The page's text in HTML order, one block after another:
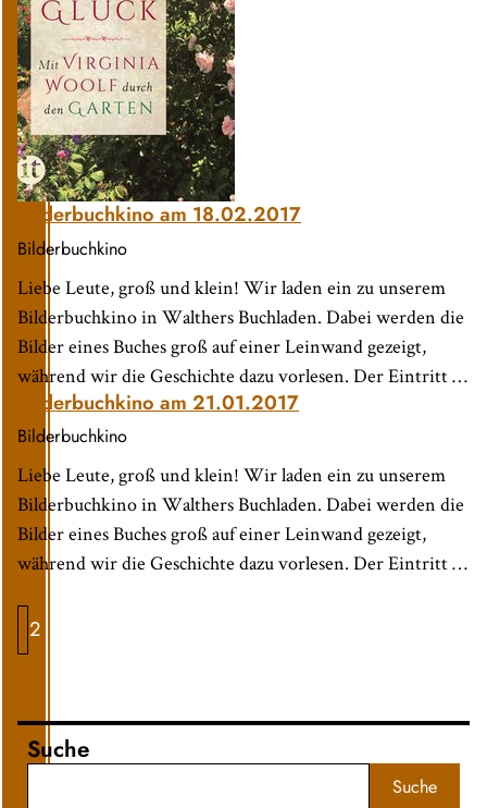
Bilderbuchkino am 18.02.2017
Bilderbuchkino
Liebe Leute, groß und klein! Wir laden ein zu unserem
Bilderbuchkino in Walthers Buchladen. Dabei werden die
Bilder eines Buches groß auf einer Leinwand gezeigt,
während wir die Geschichte dazu vorlesen. Der Eintritt …
Bilderbuchkino am 21.01.2017
Bilderbuchkino
Liebe Leute, groß und klein! Wir laden ein zu unserem
Bilderbuchkino in Walthers Buchladen. Dabei werden die
Bilder eines Buches groß auf einer Leinwand gezeigt,
während wir die Geschichte dazu vorlesen. Der Eintritt …
2
Suche
Suche